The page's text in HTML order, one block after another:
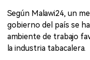
Según Malawi24, un
gobierno del país se
ambiente de trabajo
la industria tabacalera.